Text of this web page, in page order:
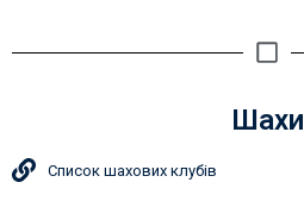
Шахи
Список шахових клубів